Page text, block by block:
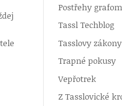
Postřehy
Tassl Techblog
Tasslovy zákony
Trapné pokusy
Vepřotrek
Z Tasslovické